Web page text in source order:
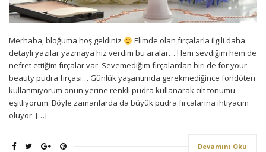
Merhaba, bloğuma hoş geldiniz
Elimde olan fırçalarla ilgili daha
detaylı yazılar yazmaya hız verdim bu aralar… Hem sevdiğim hem de
nefret ettiğim fırçalar var. Sevemediğim fırçalardan biri de for your
beauty pudra fırçası… Günlük yaşantımda gerekmediğince fondöten
kullanmıyorum onun yerine renkli pudra kullanarak cilt tonumu
eşitliyorum. Böyle zamanlarda da büyük pudra fırçalarına ihtiyacım
oluyor. […]
Devamını Oku